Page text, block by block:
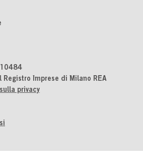
Imprese di Milano REA
privacy